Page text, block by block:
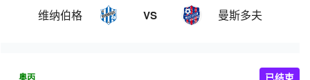
维纳伯格 VS 曼斯多夫
奥丙